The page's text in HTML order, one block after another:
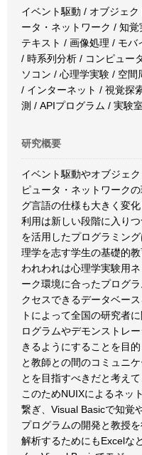
イベント駆動 / オブジェ
ータ・ネットワーク / 知
テキスト / 画像処理 / モバ
/ 時系列分析 / コンピュー
ソコン / 心理学実験 / 空
/ インターネット / 視覚探
測 / APIプログラム / 実験
研究概要
イベント駆動やオブジェ
ピュータ・ネットワーク
グ言語の仕様も大きく変
利用は新しい段階に入り
を活用したプログラミン
理学を志す学生の基礎的
われわれは心理学実験用
ーク環境に合ったプログ
クセスできるデータベー
トによって全国の研究者
ログラムやデモンストレ
きるようにすることを目
と教師との間のコミュニ
とを目指すべきだと考えて
このためNUIXによるネッ
繋ぎ、Visual Basicで知覚
プログラムの開発と教授
解析するためにもExcelな